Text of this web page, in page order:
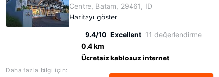
Centre, Batam, 29461, ID
Haritayı göster
9.4/10 Excellent 11 değerlendirme
0.4 km
Ücretsiz kablosuz internet
Daha fazla bilgi için: